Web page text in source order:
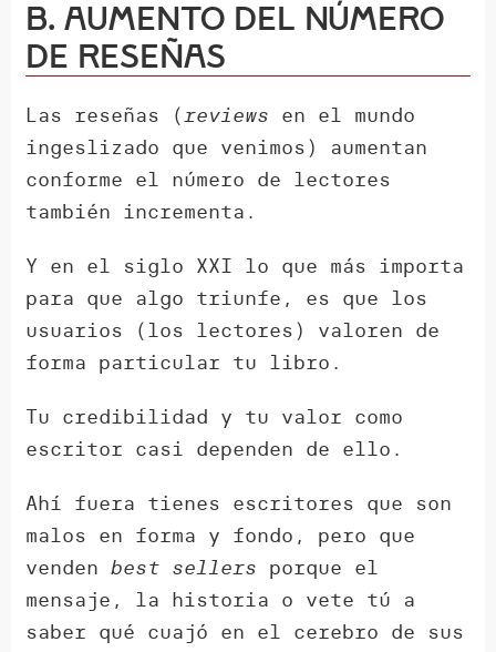
B. Aumento del número
de reseñas
Las reseñas (reviews en el mundo
ingeslizado que venimos) aumentan
conforme el número de lectores
también incrementa.
Y en el siglo XXI lo que más importa
para que algo triunfe, es que los
usuarios (los lectores) valoren de
forma particular tu libro.
Tu credibilidad y tu valor como
escritor casi dependen de ello.
Ahí fuera tienes escritores que son
malos en forma y fondo, pero que
vendenbest sellers porque el
mensaje, la historia o vete tú a
saber qué cuajó en el cerebro de sus